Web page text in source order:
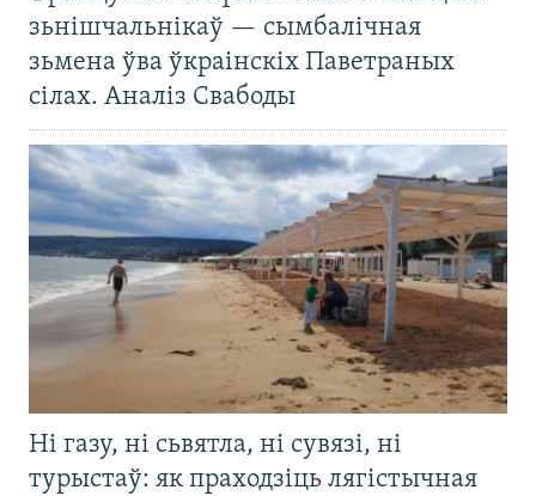
зьнішчальнікаў — сымбалічная
зьмена ўва ўкраінскіх Паветраных
сілах. Аналіз Свабоды
Ні газу, ні сьвятла, ні сувязі, ні
турыстаў: як праходзіць лягістычная